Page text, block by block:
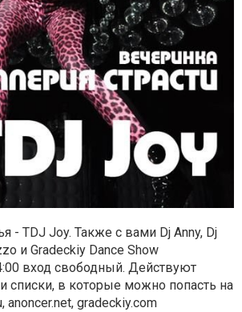
- TDJ Joy. Также с вами Dj Anny, Dj
и Gradeckiy Dance Show
вход свободный. Действуют
списки, в которые можно попасть на
anoncer.net, gradeckiy.com